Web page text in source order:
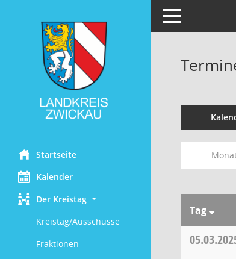
Startseite
Kalender
Der Kreistag
Kreistag/Ausschüsse
Fraktionen
Toggle navigation
Tag